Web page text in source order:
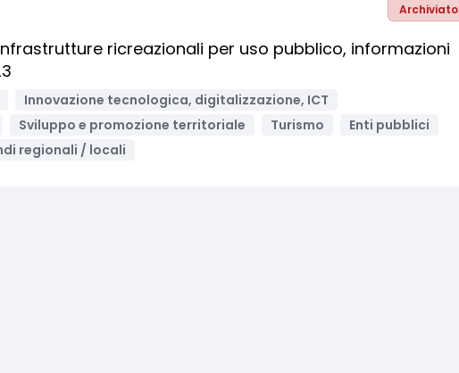
Archiviato
ricreazionali per uso pubblico, informazioni
Innovazione tecnologica, digitalizzazione, ICT
Sviluppo e promozione territoriale Turismo
Enti pubblici
regionali / locali